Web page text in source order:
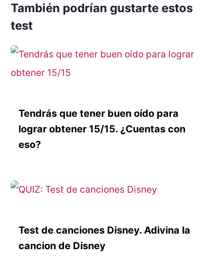
t
T
a
También podrían gustarte estos
test
Tendrás que tener buen oído para
lograr obtener 15/15. ¿Cuentas con
eso?
Test de canciones Disney. Adivina la
cancion de Disney